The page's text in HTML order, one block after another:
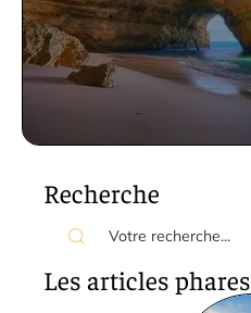
Recherche
Les articles phares